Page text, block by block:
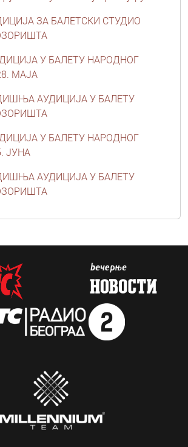
ЗА БАЛЕТСКИ СТУДИО
У БАЛЕТУ НАРОДНОГ
МАЈА
АУДИЦИЈА У БАЛЕТУ
У БАЛЕТУ НАРОДНОГ
ЈУНА
АУДИЦИЈА У БАЛЕТУ